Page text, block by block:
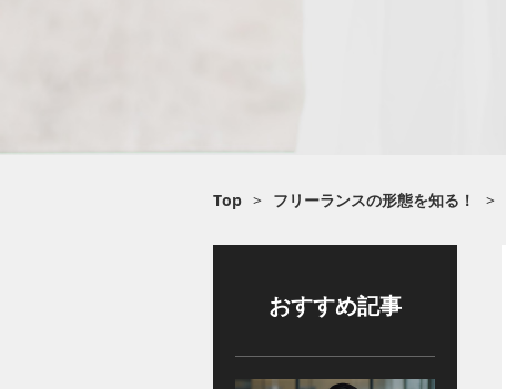
Top > フリーランスの形態を知る！ >
おすすめ記事